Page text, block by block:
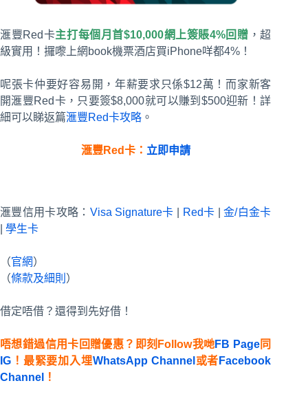
滙豐Red卡主打每個月首$10,000網上簽賬4%回贈 ，超
級實用！攞嚟上網book機票酒店買iPhone咩都4%！
呢張卡仲要好容易開，年薪要求只係$12萬！而家新客
開滙豐Red卡，只要簽$8,000就可以賺到$500迎新！詳
細可以睇返篇滙豐Red卡攻略 。
滙豐Red卡： 立即申請
滙豐信用卡攻略： Visa Signature卡 Red卡
金/白金卡
學生卡
（官網）
（條款及細則 ）
借定唔借？還得到先好借！
唔想錯過信用卡回贈優惠？即刻Follow我哋FB Page同
IG ！最緊要加入埋WhatsApp Channel 或者 Facebook
Channel
！